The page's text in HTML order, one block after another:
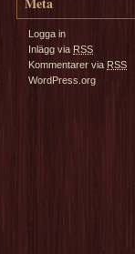
Logga in
Inlägg via RSS
Kommentarer via RSS
WordPress.org